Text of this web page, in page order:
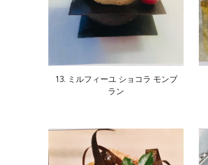
13. ミルフィーユ ショコラ モンブ
ラン